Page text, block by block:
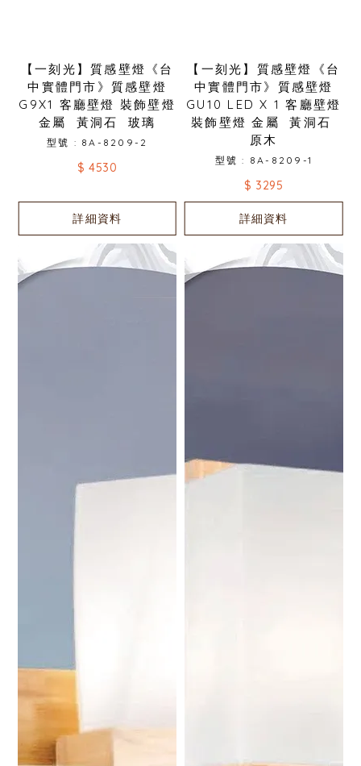
【一刻光】質感壁燈《台
中實體門市》質感壁燈
G9X1 客廳壁燈 裝飾壁燈
金屬 黃洞石 玻璃
型號 : 8A-8209-2
$ 4530
詳細資料
【一刻光】質感壁燈《台
中實體門市》質感壁燈
GU10 LED X 1 客廳壁燈
裝飾壁燈 金屬 黃洞石
原木
型號 : 8A-8209-1
$ 3295
詳細資料